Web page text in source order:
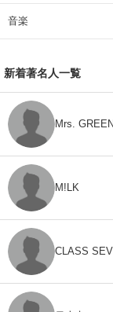
音楽
新着著名人一覧
Mrs.
M!LK
CLASS